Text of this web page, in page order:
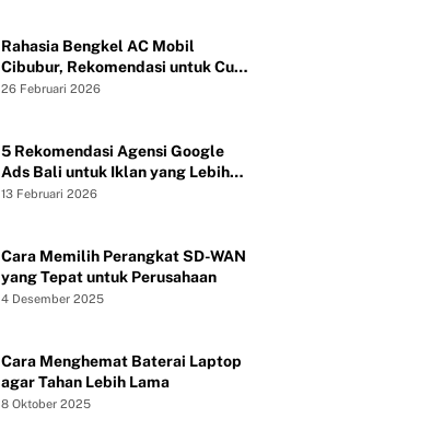
Rahasia Bengkel AC Mobil
Cibubur, Rekomendasi untuk Cuci
Evaporator dan Isi Freon agar AC
26 Februari 2026
5 Rekomendasi Agensi Google
Ads Bali untuk Iklan yang Lebih
Efektif
13 Februari 2026
Cara Memilih Perangkat SD-WAN
yang Tepat untuk Perusahaan
4 Desember 2025
Cara Menghemat Baterai Laptop
agar Tahan Lebih Lama
8 Oktober 2025